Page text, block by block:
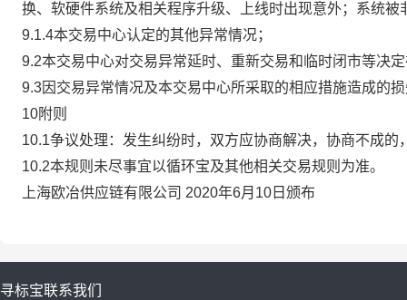
换、软硬件系统及相关程序升级、上线时出现意外；系统
9.1.4本交易中心认定的其他异常情况；
9.2本交易中心对交易异常延时、重新交易和临时闭市等决
9.3因交易异常情况及本交易中心所采取的相应措施造成的
10附则
10.1争议处理：发生纠纷时，双方应协商解决，协商不成
10.2本规则未尽事宜以循环宝及其他相关交易规则为准。
上海欧冶供应链有限公司 2020年6月10日颁布
寻标宝联系我们